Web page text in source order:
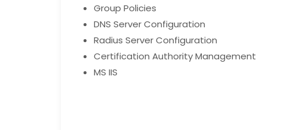
Group Policies
DNS Server Configuration
Radius Server Configuration
Certification Authority Management
MS IIS